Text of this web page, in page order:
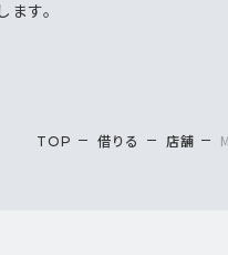
す。
TOP 借りる 店舗